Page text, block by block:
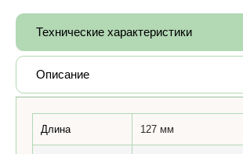
Технические характеристики
Описание
Длина 127 мм